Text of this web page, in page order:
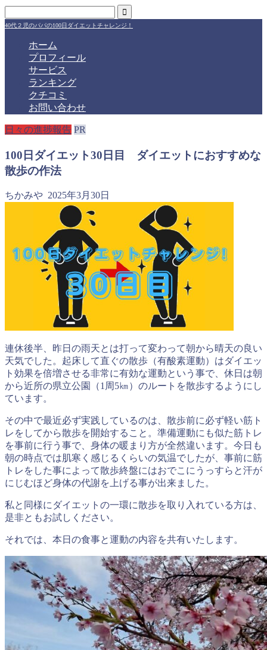
40代２児のパパの100日ダイエットチャレンジ！
ホーム
プロフィール
サービス
ランキング
クチコミ
お問い合わせ
日々の進捗報告 PR
100日ダイエット30日目 ダイエットにおすすめな
散歩の作法
ちかみや 2025年3月30日
連休後半、昨日の雨天とは打って変わって朝から晴天の良い
天気でした。起床して直ぐの散歩（有酸素運動）はダイエッ
ト効果を倍増させる非常に有効な運動という事で、休日は朝
から近所の県立公園（1周5㎞）のルートを散歩するようにし
ています。
その中で最近必ず実践しているのは、散歩前に必ず軽い筋ト
レをしてから散歩を開始すること。準備運動にも似た筋トレ
を事前に行う事で、身体の暖まり方が全然違います。今日も
朝の時点では肌寒く感じるくらいの気温でしたが、事前に筋
トレをした事によって散歩終盤にはおでこにうっすらと汗が
にじむほど身体の代謝を上げる事が出来ました。
私と同様にダイエットの一環に散歩を取り入れている方は、
是非ともお試しください。
それでは、本日の食事と運動の内容を共有いたします。